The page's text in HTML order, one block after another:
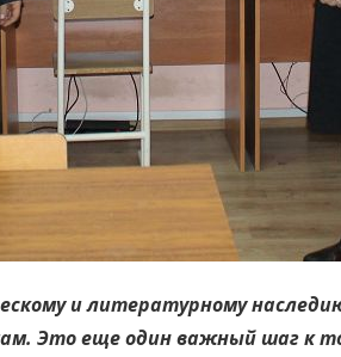
и литературному
Это еще один важный шаг к